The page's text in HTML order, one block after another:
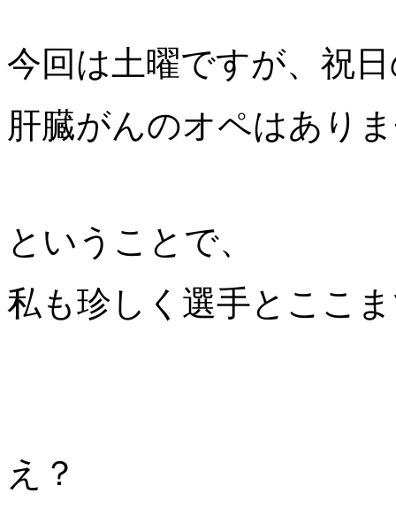
今回は土曜ですが、祝
肝臓がんのオペはあり
ということで、
私も珍しく選手とここ
え？